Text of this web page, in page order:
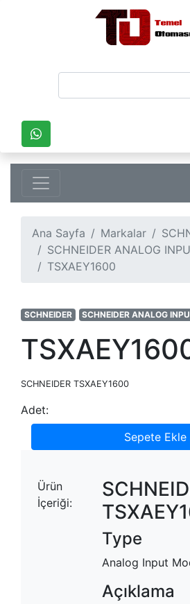
Ana Sayfa Markalar
SCHNEIDER ANALOG
TSXAEY1600
SCHNEIDER SCHNEIDER ANALOG
SCHNEIDER TSXAEY1600
Adet:
Sepete Ekle
Ürün
İçeriği:
Type
Analog Input
Açıklama